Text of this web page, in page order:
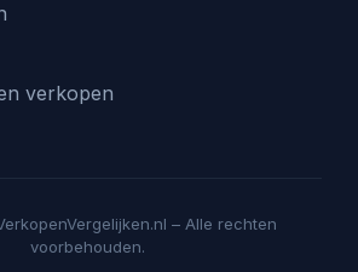
verkopen
– Alle rechten
voorbehouden.